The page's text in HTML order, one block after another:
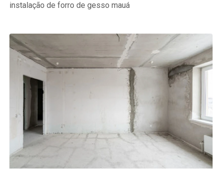
instalação de forro de gesso mauá